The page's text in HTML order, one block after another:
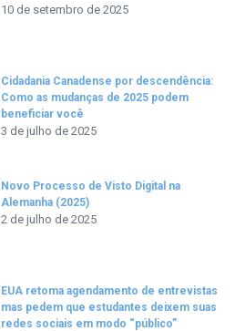
10 de setembro de 2025
Cidadania Canadense por descendência:
Como as mudanças de 2025 podem
beneficiar você
3 de julho de 2025
Novo Processo de Visto Digital na
Alemanha (2025)
2 de julho de 2025
EUA retoma agendamento de entrevistas
mas pedem que estudantes deixem suas
redes sociais em modo “público”